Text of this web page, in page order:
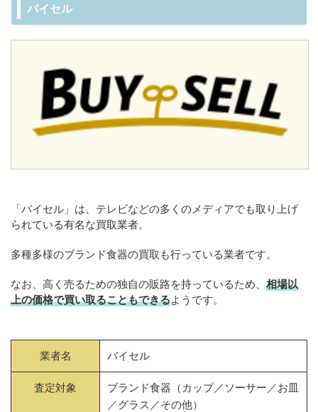
バイセル
「バイセル」は、テレビなどの多くのメディアでも取り上げ
られている有名な買取業者。
多種多様のブランド食器の買取も行っている業者です。
なお、高く売るための独自の販路を持っているため、 相場以
上の価格で買い取ることもできるようです。
業者名 バイセル
査定対象
ブランド食器（カップ／ソーサー／お皿
／グラス／その他）